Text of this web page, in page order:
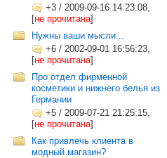
+3 / 2009-09-16 14:23:08,
[не прочитана]
Нужны ваши мысли...
+6 / 2002-09-01 16:56:23,
[не прочитана]
Про отдел фирменной
косметики и нижнего белья из
Германии
+5 / 2009-07-21 21:25:15,
[не прочитана]
Как привлечь клиента в
модный магазин?